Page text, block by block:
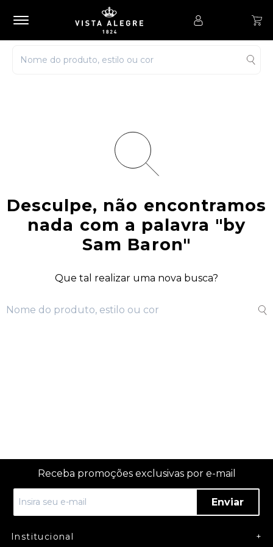
Desculpe, não encontramos
nada com a palavra "by
Sam Baron"
Que tal realizar uma nova busca?
Receba promoções exclusivas por e-mail
Enviar
Institucional